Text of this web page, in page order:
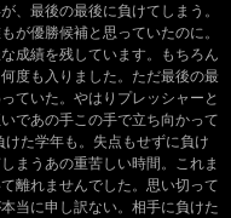
、最後の最後に負けてしまう。
が優勝候補と思っていたのに。
成績を残しています。もちろん
度も入りました。ただ最後の最
ていた。やはりプレッシャーと
であの手この手で立ち向かって
た学年も。失点もせずに負け
まうあの重苦しい時間。これま
離れませんでした。思い切って
当に申し訳ない。相手に負けた